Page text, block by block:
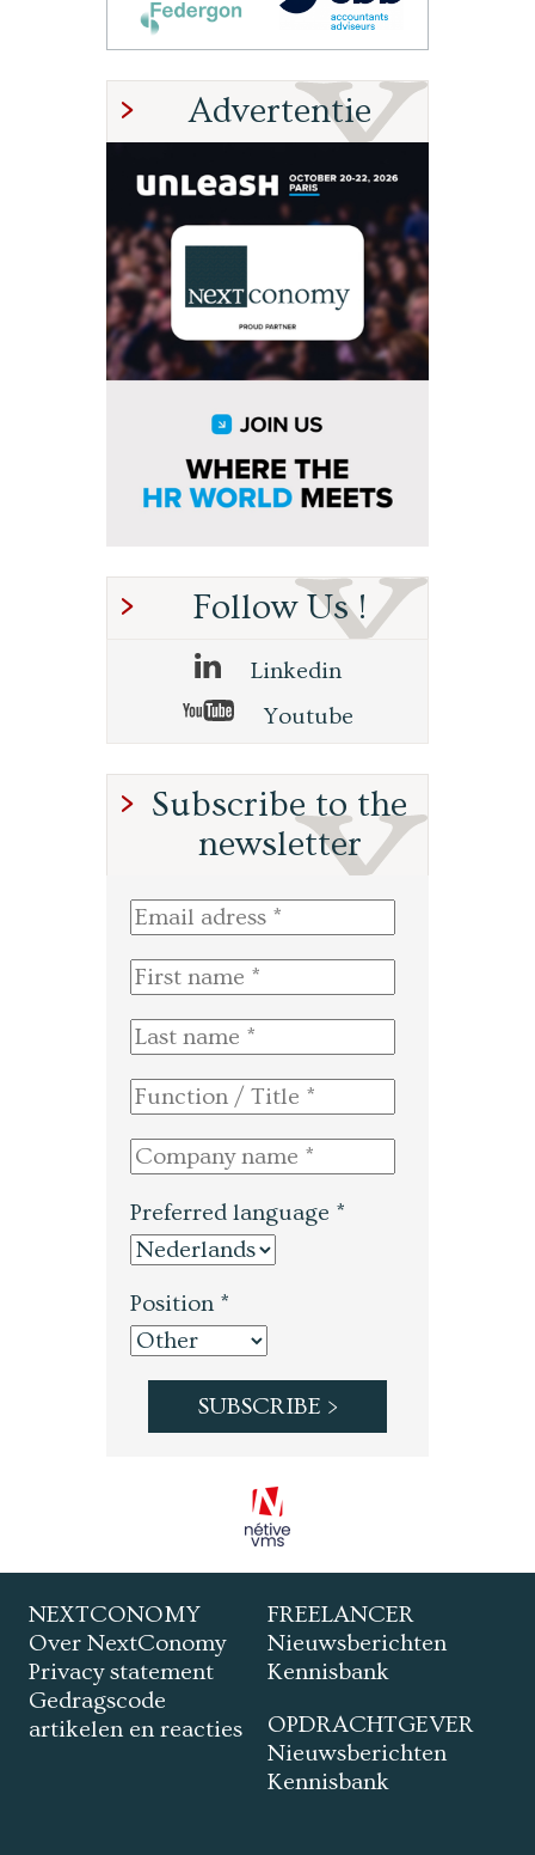
Advertentie
Follow Us !
Linkedin
Youtube
Subscribe to the
newsletter
Preferred language *
Position *
NEXTCONOMY
Over NextConomy
Privacy statement
Gedragscode
artikelen en reacties
FREELANCER
Nieuwsberichten
Kennisbank
OPDRACHTGEVER
Nieuwsberichten
Kennisbank